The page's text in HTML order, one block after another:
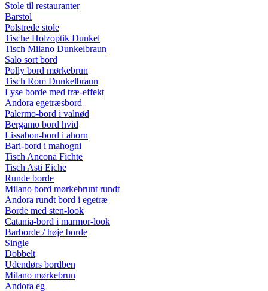
Stole til restauranter
Barstol
Polstrede stole
Tische Holzoptik Dunkel
Tisch Milano Dunkelbraun
Salo sort bord
Polly bord mørkebrun
Tisch Rom Dunkelbraun
Lyse borde med træ-effekt
Andora egetræsbord
Palermo-bord i valnød
Bergamo bord hvid
Lissabon-bord i ahorn
Bari-bord i mahogni
Tisch Ancona Fichte
Tisch Asti Eiche
Runde borde
Milano bord mørkebrunt rundt
Andora rundt bord i egetræ
Borde med sten-look
Catania-bord i marmor-look
Barborde / høje borde
Single
Dobbelt
Udendørs bordben
Milano mørkebrun
Andora eg